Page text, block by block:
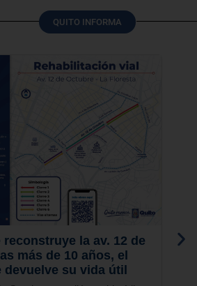
QUITO INFORMA